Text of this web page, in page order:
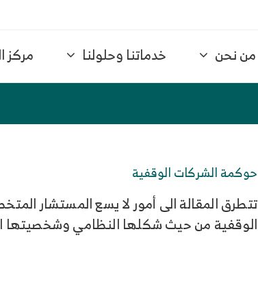
من نحن خدماتنا وحلولنا مركز
حوكمة الشركات الوقفية
تتطرق المقالة الى أمور لا يسع المستشار
الوقفية من حيث شكلها النظامي وشخصيتها